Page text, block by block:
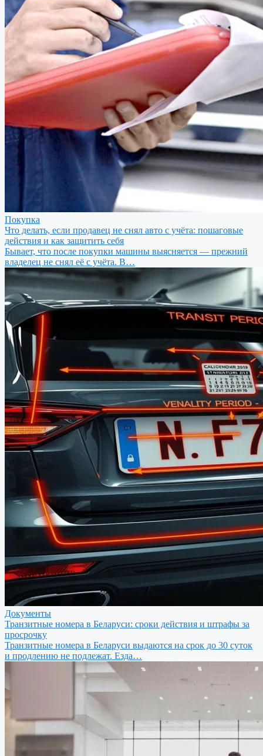
Покупка
Что делать, если продавец не снял авто с учёта: пошаговые
действия и как защитить себя
Бывает, что после покупки машины выясняется — прежний
владелец не снял её с учёта. В…
Документы
Транзитные номера в Беларуси: сроки действия и штрафы за
просрочку
Транзитные номера в Беларуси выдаются на срок до 30 суток
и продлению не подлежат. Езда…